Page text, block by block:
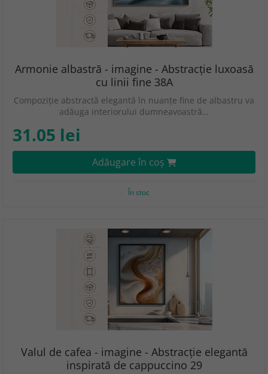
Armonie albastră - imagine - Abstracție luxoasă
cu linii fine 38A
Compoziție abstractă elegantă în nuanțe fine de albastru va
adăuga interiorului dumneavoastră…
31.05 lei
Adăugare în coş
În stoc
Valul de cafea - imagine - Abstracție elegantă
inspirată de cappuccino 29